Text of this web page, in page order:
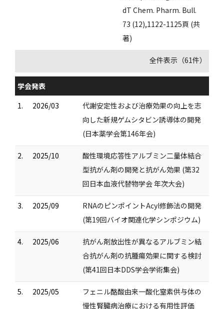
dT Chem. Pharm. Bull.
73 (12),1122-1125頁 (共
著)
全件表示（61件）
学会発表
1.
2026/03
代謝安定性および治療効果の向上を志
向した新規ゲムシタビン誘導体の開発
(日本薬学会第146年会)
2. 2025/10
酸性環境応答性アルブミン二量体結合
型抗がん剤の開発と抗がん効果 (第32
回日本血液代替物学会 年次大会)
3. 2025/09
RNAのピンポイントAcyl修飾法の開発
(第19回バイオ関連化学シンポジウム)
4. 2025/06
抗がん剤放出性が異なるアルブミン結
合抗がん剤の抗腫瘍効果に関する検討
(第41回日本DDS学会学術集会)
5. 2025/05
フェニル酪酸由来一酸化窒素供与体の
慢性腎臓病治療における有用性評価